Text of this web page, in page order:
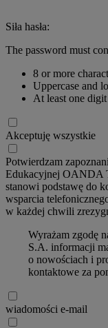
Siła hasła:
The password must
8 or more
Uppercase and
At least one
Akceptuję wszystkie
Potwierdzam
Edukacyjnej OANDA
stanowi podstawę do
wsparcia
w każdej chwili
Wyrażam zgodę
S.A. informacji
o nowościach i
kontaktowe za
wiadomości e-mail